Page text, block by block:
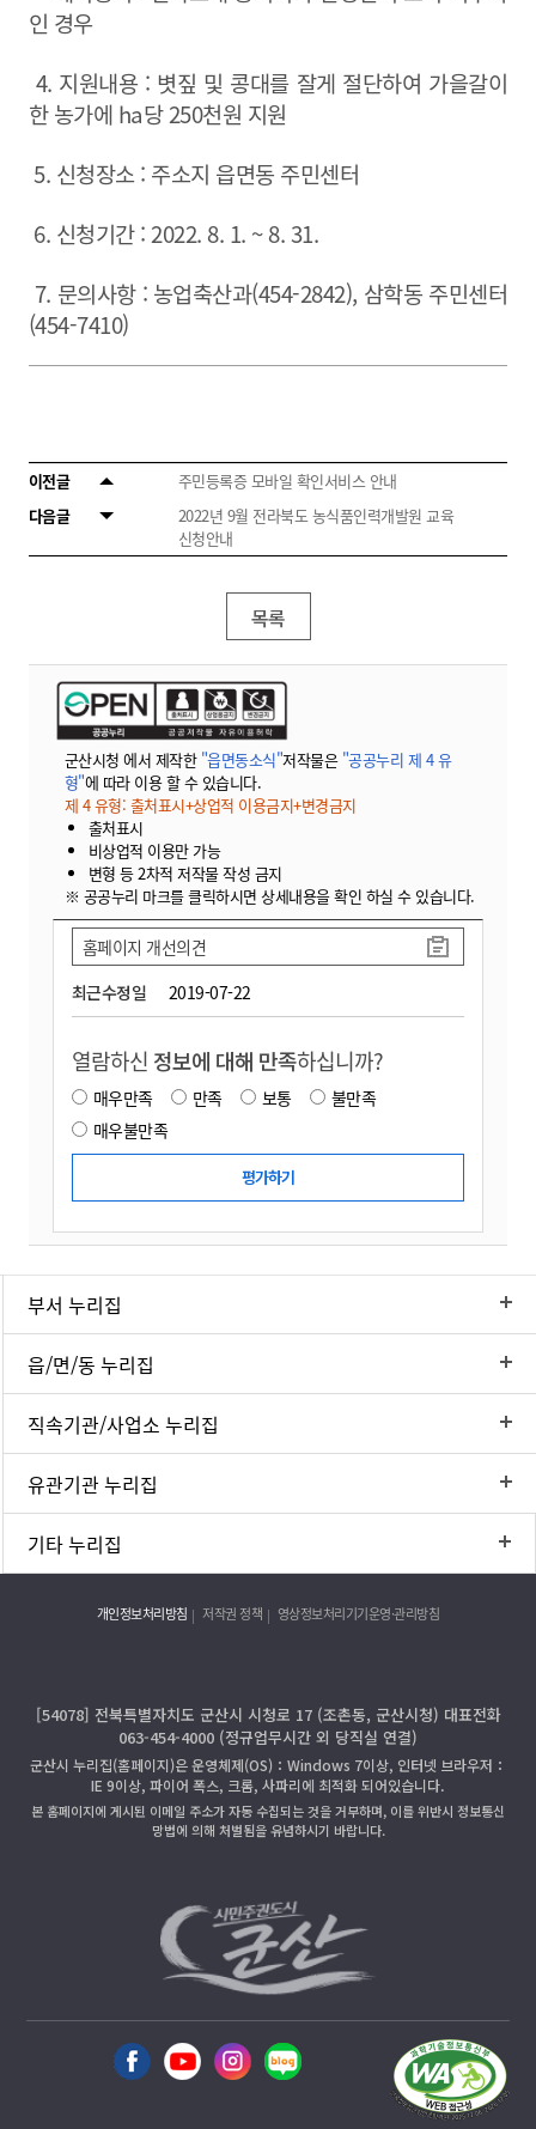
인 경우
4. 지원내용 : 볏짚 및 콩대를 잘게 절단하여 가을갈이
한 농가에 ha당 250천원 지원
5. 신청장소 : 주소지 읍면동 주민센터
6. 신청기간 : 2022. 8. 1. ~ 8. 31.
7. 문의사항 : 농업축산과(454-2842), 삼학동 주민센터
(454-7410)
이전글
주민등록증 모바일 확인서비스 안내
다음글
2022년 9월 전라북도 농식품인력개발원 교육
신청안내
목록
군산시청 에서 제작한 "읍면동소식"저작물은 "공공누리 제 4 유
형"에 따라 이용 할 수 있습니다.
제 4 유형: 출처표시+상업적 이용금지+변경금지
출처표시
비상업적 이용만 가능
변형 등 2차적 저작물 작성 금지
※ 공공누리 마크를 클릭하시면 상세내용을 확인 하실 수 있습니다.
최근수정일 2019-07-22
홈페이지 개선의견
열람하신 정보에 대해 만족하십니까?
매우만족 만족 보통
불만족
매우불만족
부서 누리집
읍/면/동 누리집
직속기관/사업소 누리집
유관기관 누리집
기타 누리집
개인정보처리방침 저작권 정책 영상정보처리기기운영·관리방침
[54078] 전북특별자치도 군산시 시청로 17 (조촌동, 군산시청) 대표전화
063-454-4000 (정규업무시간 외 당직실 연결)
군산시 누리집(홈페이지)은 운영체제(OS)：Windows 7이상, 인터넷 브라우저：
IE 9이상, 파이어 폭스, 크롬, 사파리에 최적화 되어있습니다.
본 홈페이지에 게시된 이메일 주소가 자동 수집되는 것을 거부하며, 이를 위반시 정보통신
망법에 의해 처벌됨을 유념하시기 바랍니다.